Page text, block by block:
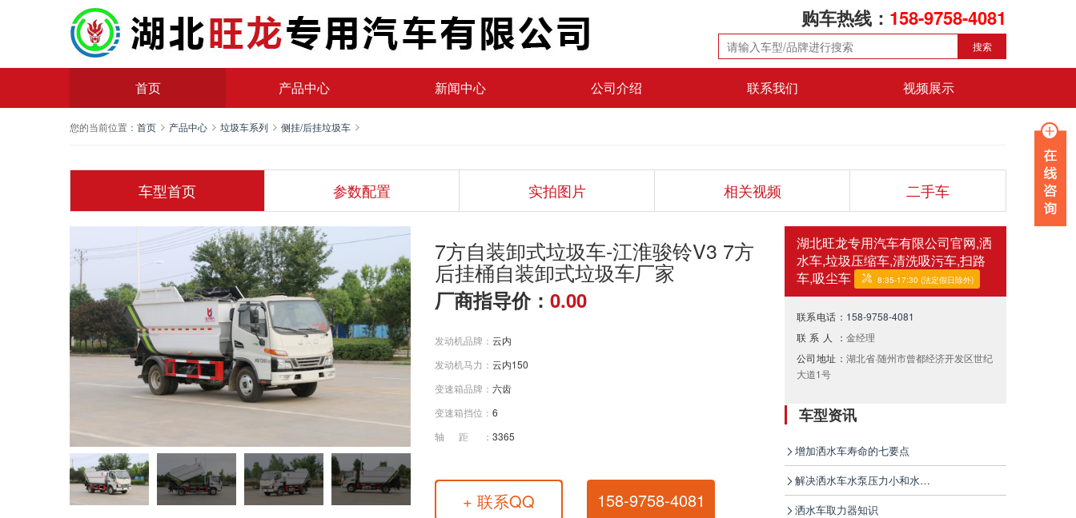
购车热线： 158-9758-4081
搜索
首页 产品中心 新闻中心 公司介绍 联系我们 视频展示
您的当前位置： 首页 产品中心 垃圾车系列 侧挂/后挂垃圾车
车型首页 参数配置 实拍图片 相关视频 二手车
7方自装卸式垃圾车-江淮骏铃V3 7方
后挂桶自装卸式垃圾车厂家
厂商指导价：0.00
发动机品牌：云内
发动机马力：云内150
变速箱品牌：六齿
变速箱挡位：6
轴距：3365
+ 联系QQ 158-9758-4081
湖北旺龙专用汽车有限公司官网,洒
水车,垃圾压缩车,清洗吸污车,扫路
车,吸尘车
8:35-17:30 (法定假日除外)
联系电话： 158-9758-4081
联系人： 金经理
公司地址： 湖北省·随州市曾都经济开发区世纪
大道1号
车型资讯
增加洒水车寿命的七要点
解决洒水车水泵压力小和水泵漏水的问题
洒水车取力器知识